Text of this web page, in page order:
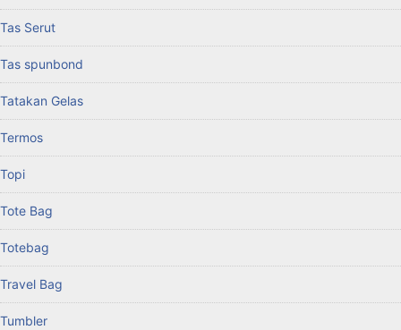
Tas Serut
Tas spunbond
Tatakan Gelas
Termos
Topi
Tote Bag
Totebag
Travel Bag
Tumbler